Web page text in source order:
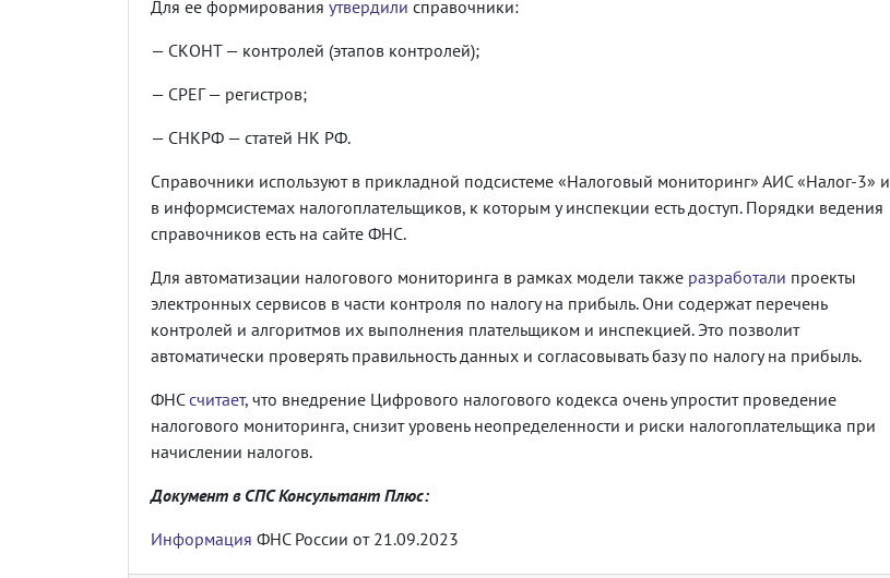
Для ее формирования утвердили справочники:
— СКОНТ — контролей (этапов контролей);
— CРЕГ — регистров;
— СНКРФ — статей НК РФ.
Справочники используют в прикладной подсистеме «Налоговый мониторинг» АИС «Налог-3» и
в информсистемах налогоплательщиков, к которым у инспекции есть доступ. Порядки ведения
справочников есть на сайте ФНС.
Для автоматизации налогового мониторинга в рамках модели также разработали проекты
электронных сервисов в части контроля по налогу на прибыль. Они содержат перечень
контролей и алгоритмов их выполнения плательщиком и инспекцией. Это позволит
автоматически проверять правильность данных и согласовывать базу по налогу на прибыль.
ФНСсчитает, что внедрение Цифрового налогового кодекса очень упростит проведение
налогового мониторинга, снизит уровень неопределенности и риски налогоплательщика при
начислении налогов.
Документ в СПС Консультант Плюс:
Информация ФНС России от 21.09.2023